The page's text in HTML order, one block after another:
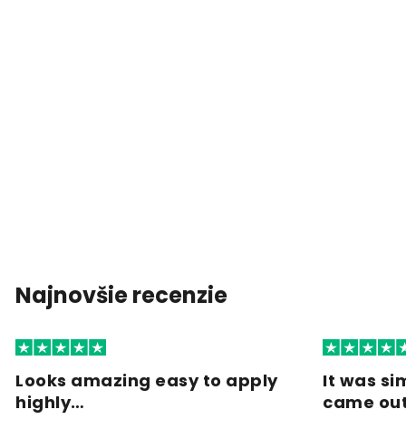
Najnovšie recenzie
Looks amazing easy to apply
highly…
It was
came